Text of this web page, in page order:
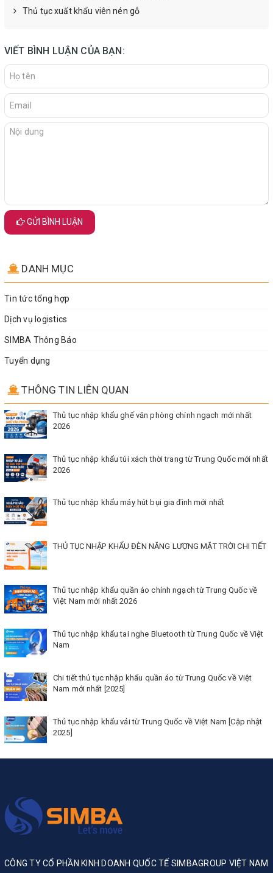
Thủ tục xuất khẩu viên nén gỗ
VIẾT BÌNH LUẬN CỦA BẠN:
GỬI BÌNH LUẬN
DANH MỤC
Tin tức tổng hợp
Dịch vụ logistics
SIMBA Thông Báo
Tuyển dụng
THÔNG TIN LIÊN QUAN
Thủ tục nhập khẩu ghế văn phòng chính ngạch mới nhất
2026
Thủ tục nhập khẩu túi xách thời trang từ Trung Quốc mới nhất
2026
Thủ tục nhập khẩu máy hút bụi gia đình mới nhất
THỦ TỤC NHẬP KHẨU ĐÈN NĂNG LƯỢNG MẶT TRỜI CHI TIẾT
Thủ tục nhập khẩu quần áo chính ngạch từ Trung Quốc về
Việt Nam mới nhất 2026
Thủ tục nhập khẩu tai nghe Bluetooth từ Trung Quốc về Việt
Nam
Chi tiết thủ tục nhập khẩu quần áo từ Trung Quốc về Việt
Nam mới nhất [2025]
Thủ tục nhập khẩu vải từ Trung Quốc về Việt Nam [Cập nhật
2025]
CÔNG TY CỔ PHẦN KINH DOANH QUỐC TẾ SIMBAGROUP VIỆT NAM